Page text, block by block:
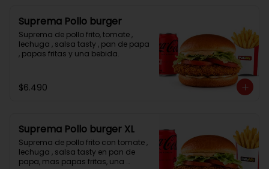
Suprema Pollo burger
Suprema de pollo frito, tomate ,
lechuga , salsa tasty , pan de papa
, papas fritas y una bebida.
$6.490
Suprema Pollo burger XL
Suprema de pollo frito con tomate ,
lechuga , salsa tasty en pan de
papa, mas papas fritas, una